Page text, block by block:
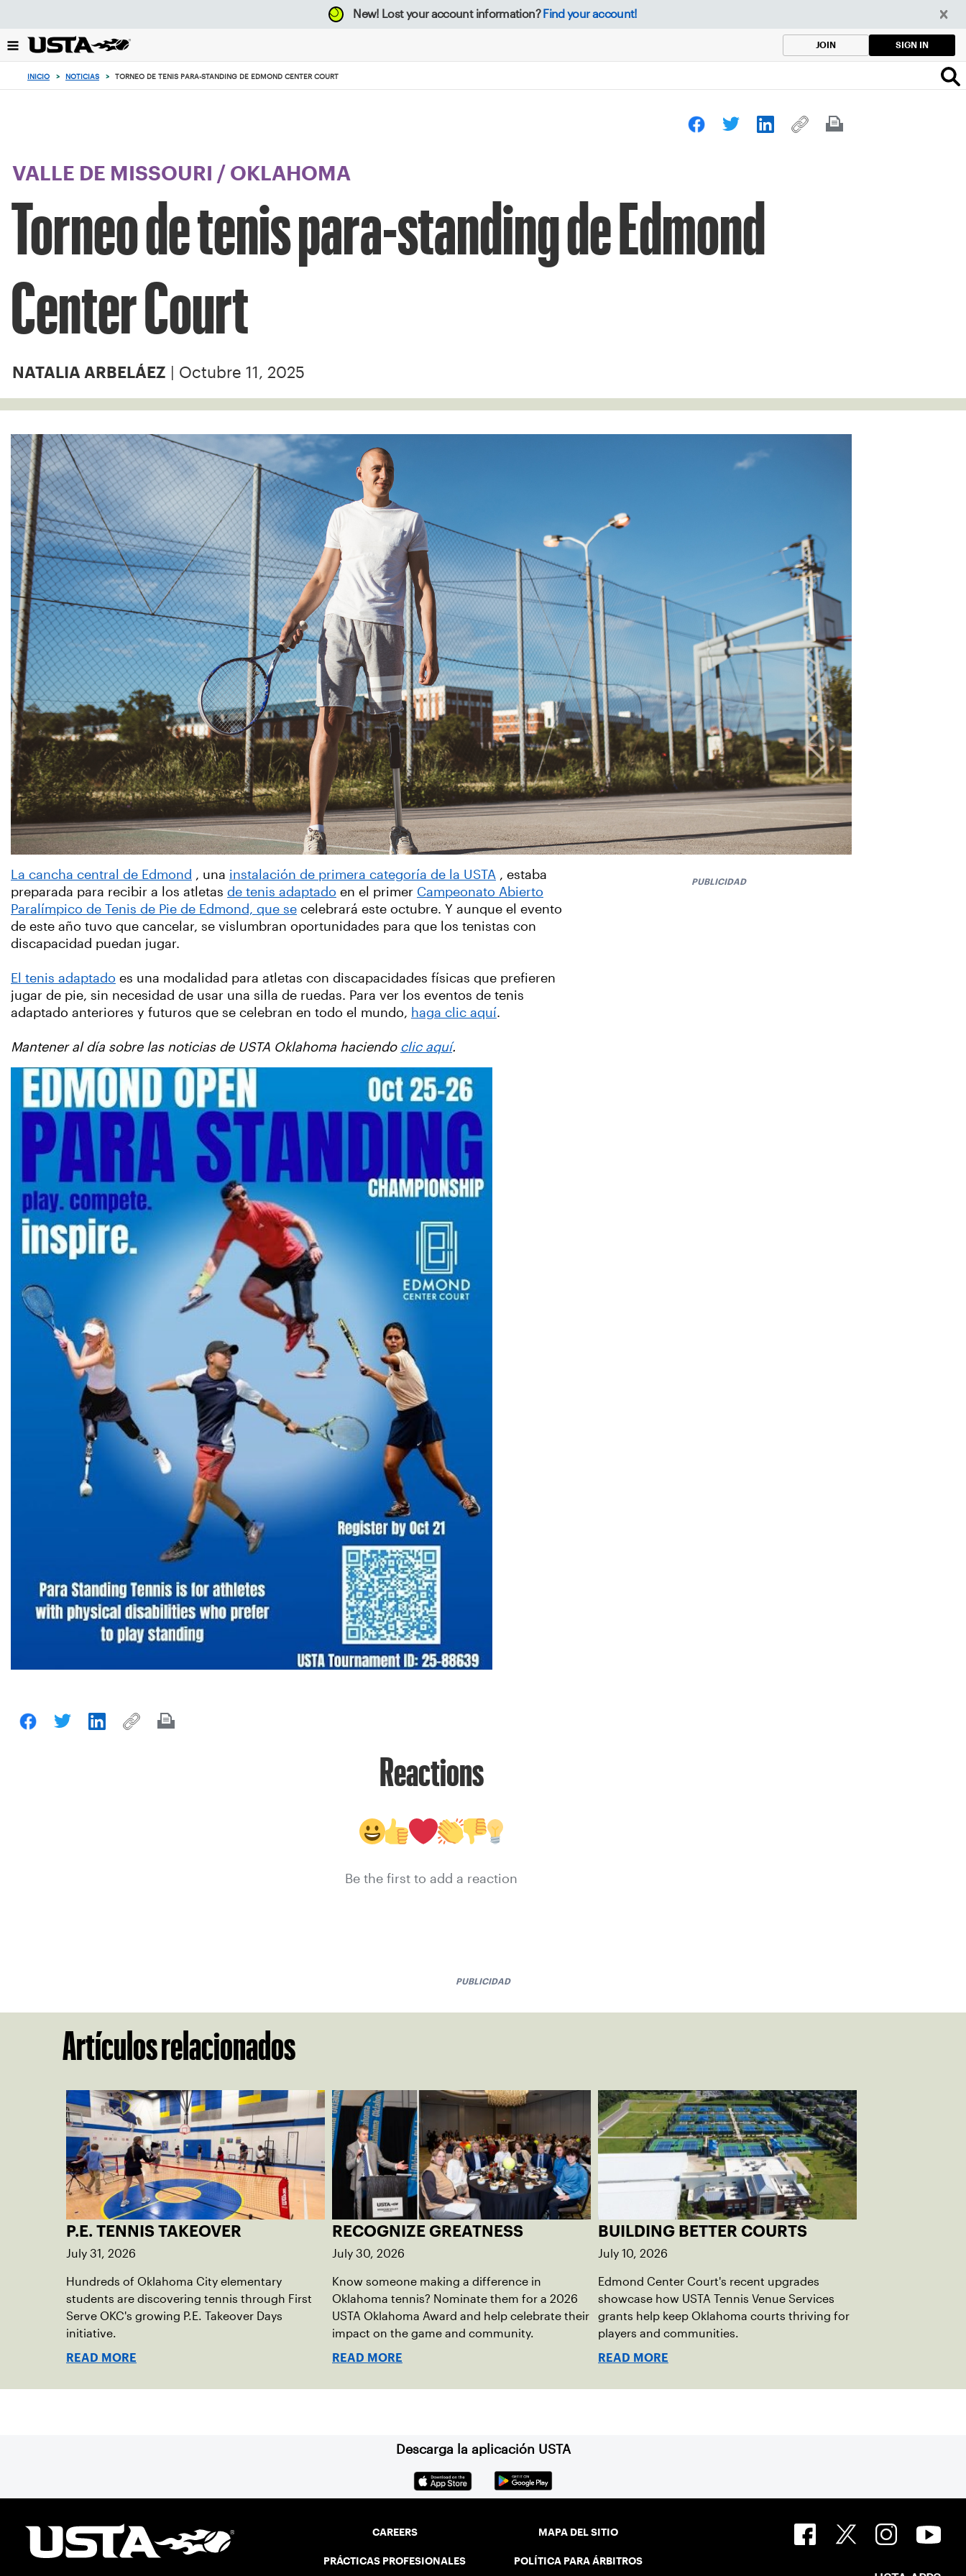
el
botón
New! Lost your account information? Find your account!
JOIN SIGN IN
INICIO > NOTICIAS > TORNEO DE TENIS PARA-STANDING DE EDMOND CENTER COURT
VALLE DE MISSOURI / OKLAHOMA
Torneo de tenis para-standing de Edmond
Center Court
NATALIA ARBELÁEZ | Octubre 11, 2025
La cancha central de Edmond , una instalación de primera categoría de la USTA , estaba
preparada para recibir a los atletas de tenis adaptado en el primer Campeonato Abierto
Paralímpico de Tenis de Pie de Edmond, que se celebrará este octubre. Y aunque el evento
de este año tuvo que cancelar, se vislumbran oportunidades para que los tenistas con
discapacidad puedan jugar.
El tenis adaptado es una modalidad para atletas con discapacidades físicas que prefieren
jugar de pie, sin necesidad de usar una silla de ruedas. Para ver los eventos de tenis
adaptado anteriores y futuros que se celebran en todo el mundo, haga clic aquí.
Mantener al día sobre las noticias de USTA Oklahoma haciendo clic aquí.
PUBLICIDAD
Reactions
Be the first to add a reaction
PUBLICIDAD
Artículos relacionados
P.E. TENNIS TAKEOVER
July 31, 2026
Hundreds of Oklahoma City elementary
students are discovering tennis through First
Serve OKC's growing P.E. Takeover Days
initiative.
READ MORE
RECOGNIZE GREATNESS
July 30, 2026
Know someone making a difference in
Oklahoma tennis? Nominate them for a 2026
USTA Oklahoma Award and help celebrate their
impact on the game and community.
READ MORE
BUILDING BETTER COURTS
July 10, 2026
Edmond Center Court's recent upgrades
showcase how USTA Tennis Venue Services
grants help keep Oklahoma courts thriving for
players and communities.
READ MORE
Descarga la aplicación USTA
CAREERS
PRÁCTICAS PROFESIONALES
MAPA DEL SITIO
POLÍTICA PARA ÁRBITROS